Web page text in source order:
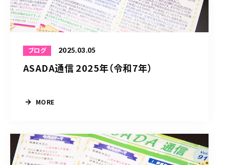
ブログ 2025.03.05
ASADA通信 2025年（令和7年）
MORE